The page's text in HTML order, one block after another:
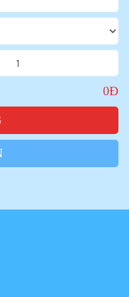
0Đ